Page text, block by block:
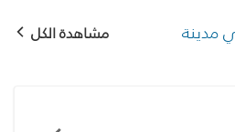
مدينة
مشاهدة الكل